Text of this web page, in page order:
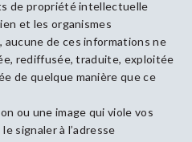
de propriété intellectuelle
et les organismes
de ces informations ne
rediffusée, traduite, exploitée
de quelque manière que ce
ou une image qui viole vos
signaler à l’adresse